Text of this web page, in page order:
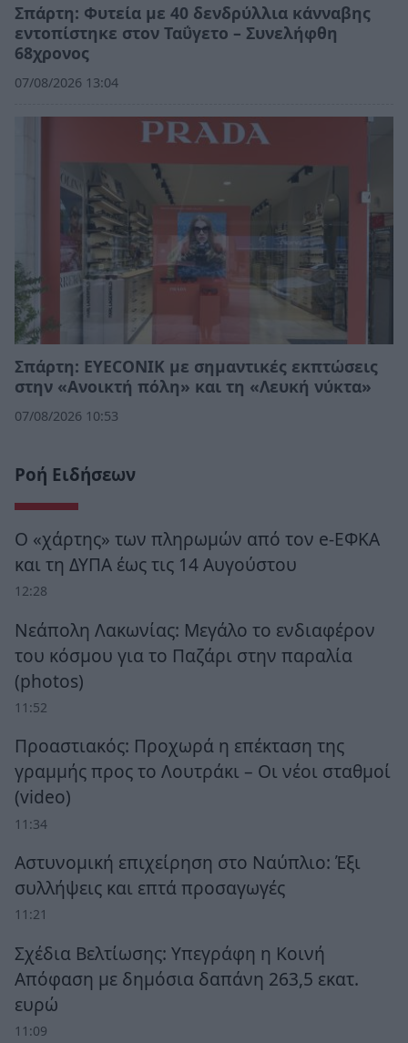
Σπάρτη: Φυτεία με 40 δενδρύλλια κάνναβης
εντοπίστηκε στον Ταΰγετο – Συνελήφθη
68χρονος
07/08/2026 13:04
Σπάρτη: EYECONIK με σημαντικές εκπτώσεις
στην «Ανοικτή πόλη» και τη «Λευκή νύκτα»
07/08/2026 10:53
Ροή Ειδήσεων
Ο «χάρτης» των πληρωμών από τον e-ΕΦΚΑ
και τη ΔΥΠΑ έως τις 14 Αυγούστου
12:28
Νεάπολη Λακωνίας: Μεγάλο το ενδιαφέρον
του κόσμου για το Παζάρι στην παραλία
(photos)
11:52
Προαστιακός: Προχωρά η επέκταση της
γραμμής προς το Λουτράκι – Οι νέοι σταθμοί
(video)
11:34
Αστυνομική επιχείρηση στο Ναύπλιο: Έξι
συλλήψεις και επτά προσαγωγές
11:21
Σχέδια Βελτίωσης: Υπεγράφη η Κοινή
Απόφαση με δημόσια δαπάνη 263,5 εκατ.
ευρώ
11:09